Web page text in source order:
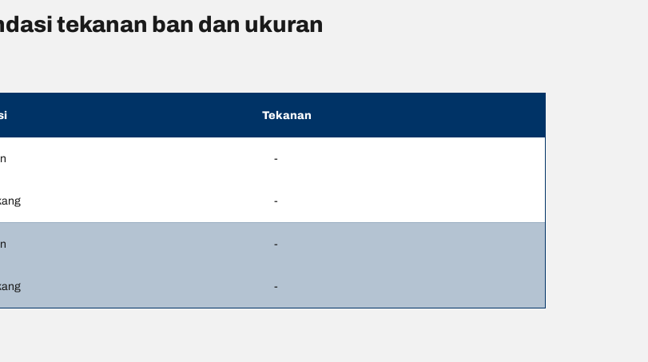
tekanan ban dan ukuran
Tekanan
-
-
-
-